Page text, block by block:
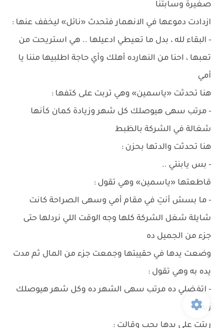
صغيرة وسابتنا
ازدادت دموعها في الانهمار فتحدث «نائل» ليخفف عنها :
- البقاء لله ، بدل ما تعيطي ادعيلها .. هي استريحت من
تعبها ، احنا من النهارده أهلك وأي حاجة اطلبيها مننا يا
أمي
هنا تحدثت «ياسمين» وهي تربت على كتفها :
- مرتب سهى هيوصلك كل شهر وزيادة كمان كأنها
شغالة في الشركة بالظبط
هنا تحدثت والدتها بحزن :
- بس يابنتي ..
قاطعتها «ياسمين» وهي تقول :
- ما بسش أنتِ في مقام أمي وسهى الصراحة كانت
شايلة شغل الشركة كلها وجه الوقت اللي نردلها حتى
جزء من الجميل ده
وضعت يدها في حقيبتها وجمعت جزء من المال ثم مدت
يده به وهي تقول :
- اتفضلي ده مرتب سهى الشهر ده وكل شهر هيوصلك
زيه
ربتت على يدها بحب وقالت :